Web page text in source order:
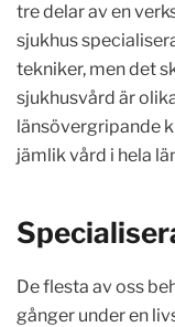
tre delar av en
sjukhus
tekniker, men det
sjukhusvård är
länsövergripande
jämlik vård i hela
De flesta av oss
gånger under en